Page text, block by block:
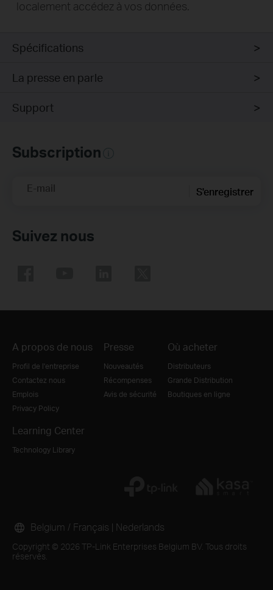
localement accédez à vos données.
Spécifications
La presse en parle
Support
Subscription
E-mail S'enregistrer
Suivez nous
A propos de nous
Profil de l'entreprise
Contactez nous
Emplois
Privacy Policy
Presse
Nouveautés
Récompenses
Avis de sécurité
Où acheter
Distributeurs
Grande Distribution
Boutiques en ligne
Learning Center
Technology Library
Copyright © 2026 TP-Link Enterprises Belgium BV. Tous droits
réservés.
Belgium / Français | Nederlands